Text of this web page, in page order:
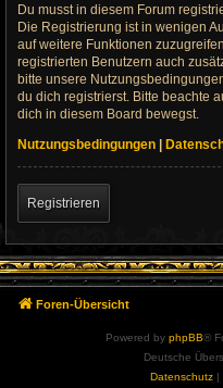
Du musst in diesem Forum
Die Registrierung ist in wenigen
auf weitere Funktionen
registrierten Benutzern auch
bitte unsere
du dich registrierst. Bitte beachte
dich in diesem Board bewegst.
Nutzungsbedingungen |
Registrieren
Foren-Übersicht
Powered by phpBB®
Deutsche
Datenschutz|